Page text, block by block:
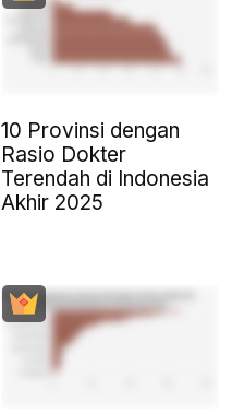
10 Provinsi dengan
Rasio Dokter
Terendah di Indonesia
Akhir 2025